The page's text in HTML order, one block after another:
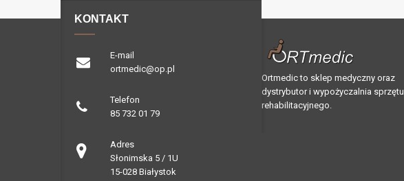
KONTAKT
E-mail
ortmedic@op.pl
Telefon
85 732 01 79
Adres
Słonimska 5 / 1U
15-028 Białystok
Ortmedic to sklep medyczny oraz
dystrybutor i wypożyczalnia sprzętu
rehabilitacyjnego.